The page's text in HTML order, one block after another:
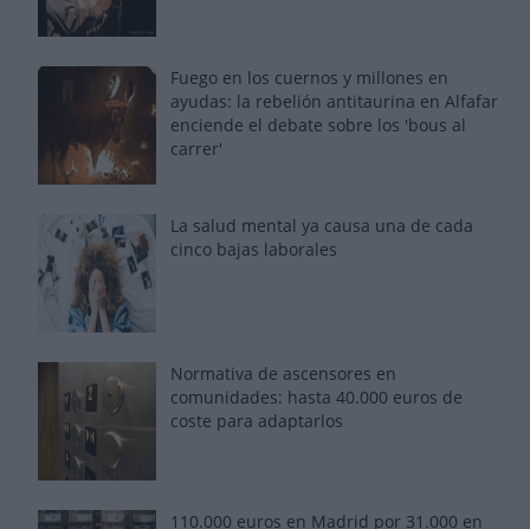
Fuego en los cuernos y millones en
ayudas: la rebelión antitaurina en Alfafar
enciende el debate sobre los 'bous al
carrer'
La salud mental ya causa una de cada
cinco bajas laborales
Normativa de ascensores en
comunidades: hasta 40.000 euros de
coste para adaptarlos
110.000 euros en Madrid por 31.000 en